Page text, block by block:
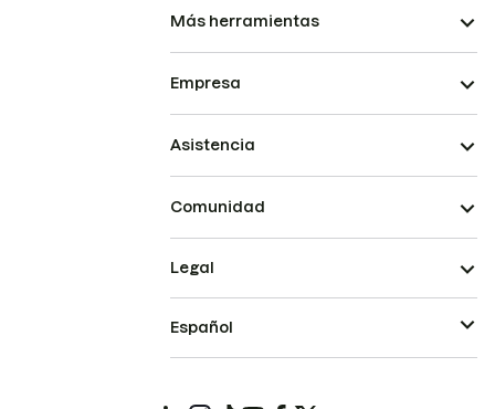
Más herramientas
Empresa
Asistencia
Comunidad
Legal
Español